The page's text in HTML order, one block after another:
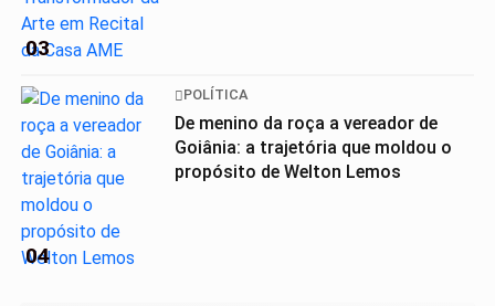
03
04
POLÍTICA
De menino da roça a vereador de
Goiânia: a trajetória que moldou o
propósito de Welton Lemos